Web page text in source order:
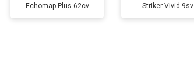
от 60 мин от 500 ₽
Echomap Plus 62cv Striker Vivid 9sv